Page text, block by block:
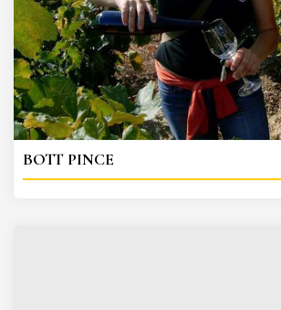
BOTT PINCE